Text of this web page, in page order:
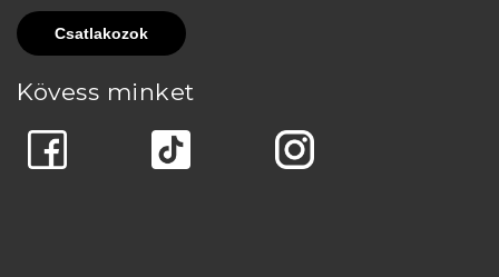
Kövess minket